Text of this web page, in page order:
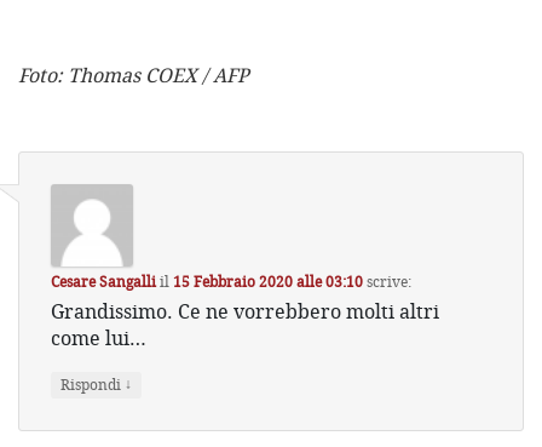
Foto: Thomas COEX / AFP
Cesare Sangalliil15 Febbraio 2020 alle 03:10scrive:
Grandissimo. Ce ne vorrebbero molti altri
come lui…
Rispondi ↓